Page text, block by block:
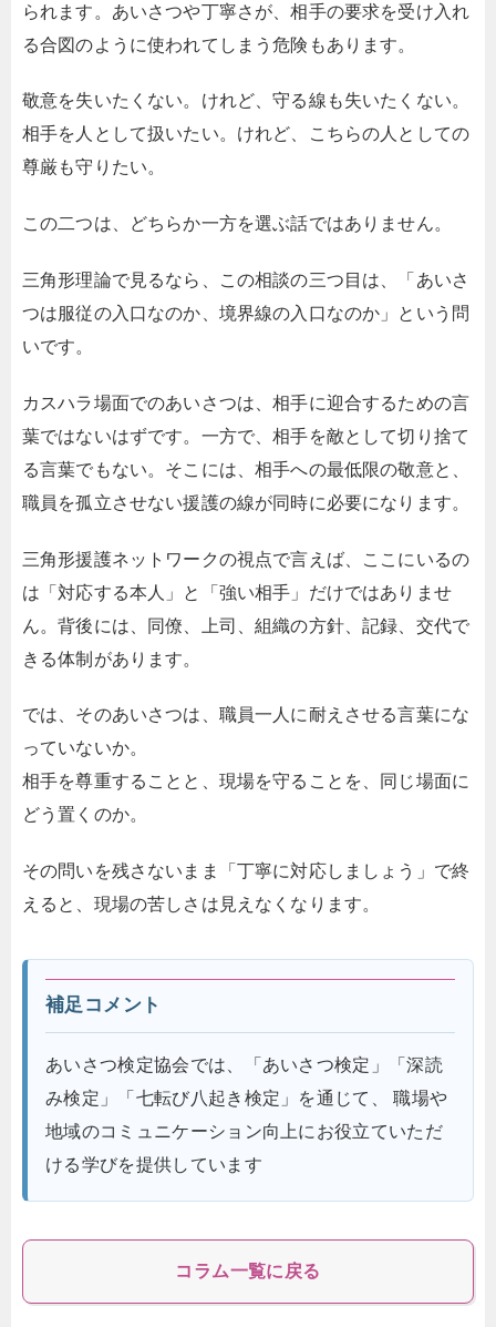
られます。あいさつや丁寧さが、相手の要求を受け入れ
る合図のように使われてしまう危険もあります。
敬意を失いたくない。けれど、守る線も失いたくない。
相手を人として扱いたい。けれど、こちらの人としての
尊厳も守りたい。
この二つは、どちらか一方を選ぶ話ではありません。
三角形理論で見るなら、この相談の三つ目は、「あいさ
つは服従の入口なのか、境界線の入口なのか」という問
いです。
カスハラ場面でのあいさつは、相手に迎合するための言
葉ではないはずです。一方で、相手を敵として切り捨て
る言葉でもない。そこには、相手への最低限の敬意と、
職員を孤立させない援護の線が同時に必要になります。
三角形援護ネットワークの視点で言えば、ここにいるの
は「対応する本人」と「強い相手」だけではありませ
ん。背後には、同僚、上司、組織の方針、記録、交代で
きる体制があります。
では、そのあいさつは、職員一人に耐えさせる言葉にな
っていないか。
相手を尊重することと、現場を守ることを、同じ場面に
どう置くのか。
その問いを残さないまま「丁寧に対応しましょう」で終
えると、現場の苦しさは見えなくなります。
補足コメント
あいさつ検定協会では、「あいさつ検定」「深読
み検定」「七転び八起き検定」を通じて、 職場や
地域のコミュニケーション向上にお役立ていただ
ける学びを提供しています
コラム一覧に戻る